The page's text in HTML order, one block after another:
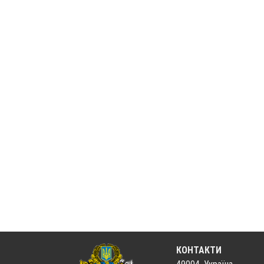
КОНТАКТИ